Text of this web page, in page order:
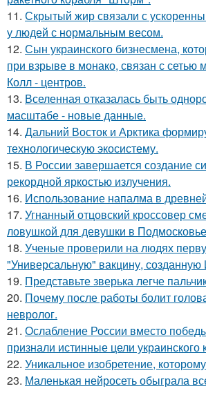
11. Скрытый жир связали с
у людей с нормальным весом.
12. Сын украинского бизнесмена,
при взрыве в монако, связан с сетью
Колл - центров.
13. Вселенная отказалась быть
масштабе - новые данные.
14. Дальний Восток и Арктика
технологическую экосистему.
15. В России завершается создание
рекордной яркостью излучения.
16. Использование напалма в
17. Угнанный отцовский кроссовер
ловушкой для девушки в
18. Ученые проверили на людях
"Универсальную" вакцину,
19. Представьте зверька легче
20. Почему после работы болит
невролог.
21. Ослабление России вместо
признали истинные цели украинского
22. Уникальное изобретение,
23. Маленькая нейросеть обыграла